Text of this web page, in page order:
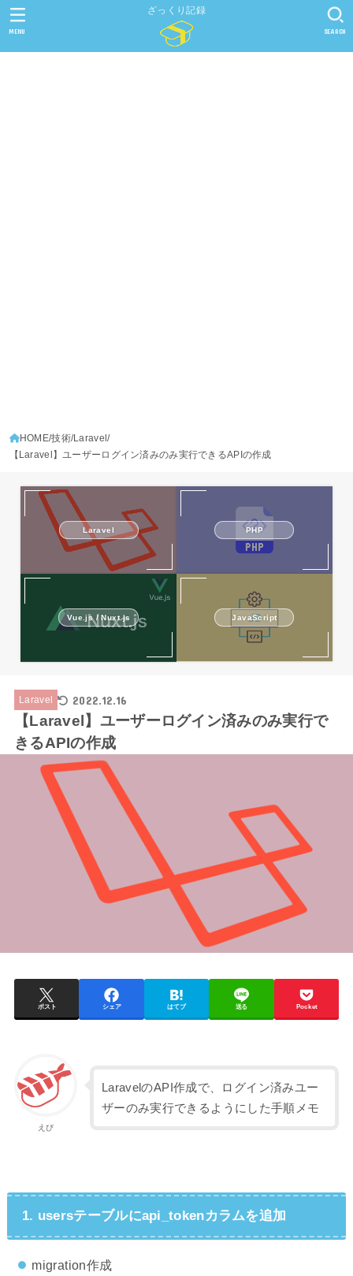
ざっくり記録
SEARCH
MENU
HOME 技術 Laravel
【Laravel】ユーザーログイン済みのみ実行できるAPIの作成
Laravel PHP
Vue.js / Nuxt.js JavaScript
Laravel 2022.12.16
【Laravel】ユーザーログイン済みのみ実行で
きるAPIの作成
ポスト シェア はてブ 送る Pocket
えび
LaravelのAPI作成で、ログイン済みユー
ザーのみ実行できるようにした手順メモ
1. usersテーブルにapi_tokenカラムを追加
migration作成